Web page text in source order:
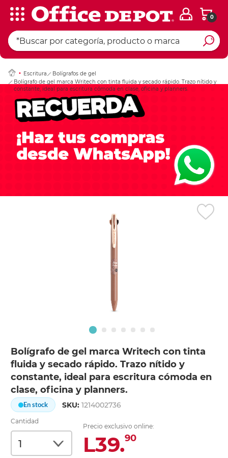
0
Escritura
Bolígrafos de gel
Bolígrafo de gel marca Writech con tinta fluida y secado rápido. Trazo nítido y
constante, ideal para escritura cómoda en clase, oficina y planners.
Bolígrafo de gel marca Writech con tinta
fluida y secado rápido. Trazo nítido y
constante, ideal para escritura cómoda en
clase, oficina y planners.
En stock SKU:1214002736
Cantidad
Precio exclusivo online:
L39.90
Ingresar Codigo